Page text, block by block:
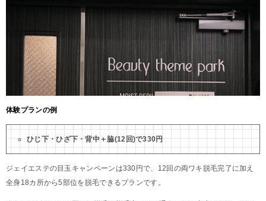
体験プランの例
ひじ下・ひざ下・背中＋脇(12回)で330円
ジェイエステの目玉キャンペーンは330円で、12回の両ワキ脱毛完了に加え
全身18カ所から5部位を脱毛できるプランです。